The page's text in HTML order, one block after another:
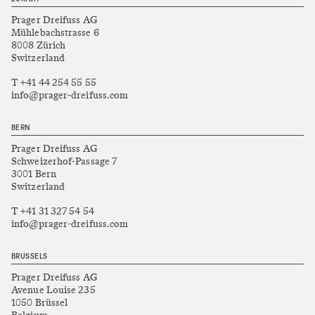
Prager Dreifuss AG
Mühlebachstrasse 6
8008 Zürich
Switzerland
T +41 44 254 55 55
info@prager-dreifuss.com
BERN
Prager Dreifuss AG
Schweizerhof-Passage 7
3001 Bern
Switzerland
T +41 31 327 54 54
info@prager-dreifuss.com
BRUSSELS
Prager Dreifuss AG
Avenue Louise 235
1050 Brüssel